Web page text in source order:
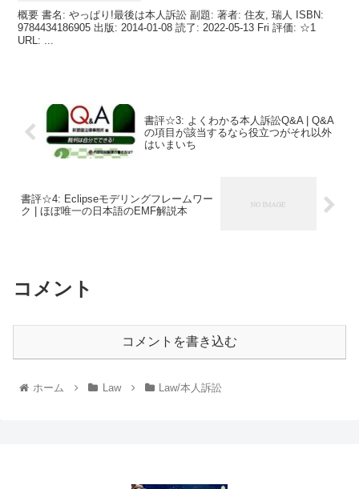
概要 書名: やっぱり!最後は本人訴訟 副題: 著者: 住友, 瑞人 ISBN:
9784434186905 出版: 2014-01-08 読了: 2022-05-13 Fri 評価: ☆1
URL: ...
書評☆3: よくわかる本人訴訟Q&A | Q&A
の項目が該当するなら役立つがそれ以外
はいまいち
書評☆4: Eclipseモデリングフレームワー
ク | ほぼ唯一の日本語のEMF解説本
コメント
コメントを書き込む
ホーム Law Law/本人訴訟